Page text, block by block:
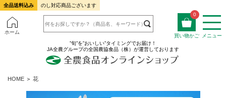
全品送料込み のし対応商品ございます
ホーム
0
買い物かご
メニュー
”旬”を”おいしい”タイミングでお届け！
JA全農グループの全国農協食品（株）が運営しております
HOME ＞ 花